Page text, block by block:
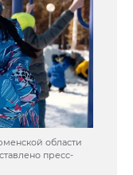
области
пресс-